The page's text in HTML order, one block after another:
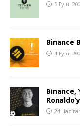
5 Eylül
Binance
4 Eylül
Binance,
24